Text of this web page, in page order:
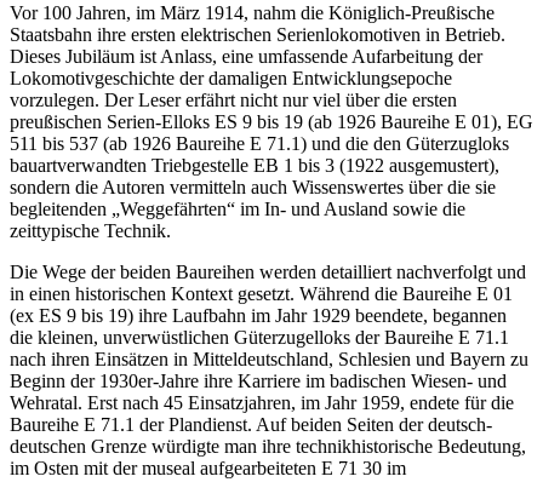
Vor 100 Jahren, im März 1914, nahm die Königlich-Preußische
Staatsbahn ihre ersten elektrischen Serienlokomotiven in Betrieb.
Dieses Jubiläum ist Anlass, eine umfassende Aufarbeitung der
Lokomotivgeschichte der damaligen Entwicklungsepoche
vorzulegen. Der Leser erfährt nicht nur viel über die ersten
preußischen Serien-Elloks ES 9 bis 19 (ab 1926 Baureihe E 01), EG
511 bis 537 (ab 1926 Baureihe E 71.1) und die den Güterzugloks
bauartverwandten Triebgestelle EB 1 bis 3 (1922 ausgemustert),
sondern die Autoren vermitteln auch Wissenswertes über die sie
begleitenden „Weggefährten“ im In- und Ausland sowie die
zeittypische Technik.
Die Wege der beiden Baureihen werden detailliert nachverfolgt und
in einen historischen Kontext gesetzt. Während die Baureihe E 01
(ex ES 9 bis 19) ihre Laufbahn im Jahr 1929 beendete, begannen
die kleinen, unverwüstlichen Güterzugelloks der Baureihe E 71.1
nach ihren Einsätzen in Mitteldeutschland, Schlesien und Bayern zu
Beginn der 1930er-Jahre ihre Karriere im badischen Wiesen- und
Wehratal. Erst nach 45 Einsatzjahren, im Jahr 1959, endete für die
Baureihe E 71.1 der Plandienst. Auf beiden Seiten der deutsch-
deutschen Grenze würdigte man ihre technikhistorische Bedeutung,
im Osten mit der museal aufgearbeiteten E 71 30 im